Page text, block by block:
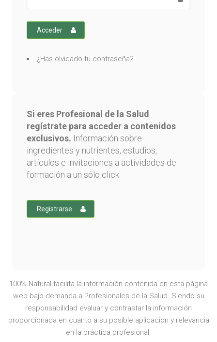
Acceder
¿Has olvidado tu contraseña?
Si eres Profesional de la Salud
regístrate para acceder a contenidos
exclusivos. Información sobre
ingredientes y nutrientes, estudios,
artículos e invitaciones a actividades de
formación a un sólo click.
Registrarse
100% Natural facilita la información contenida en esta página
web bajo demanda a Profesionales de la Salud. Siendo su
responsabilidad evaluar y contrastar la información
proporcionada en cuanto a su posible aplicación y relevancia
en la práctica profesional.